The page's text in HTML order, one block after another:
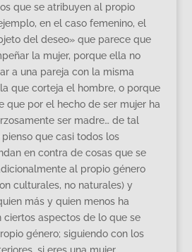
que se atribuyen al propio
en el caso femenino, el
del deseo» que parece que
la mujer, porque ella no
a una pareja con la misma
que corteja el hombre, o porque
que por el hecho de ser mujer ha
ser madre… de tal
que casi todos los
en contra de cosas que se
al propio género
culturales, no naturales) y
más y quien menos ha
ciertos aspectos de lo que se
género; siguiendo con los